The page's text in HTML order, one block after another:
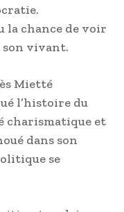
la chance de voir
son vivant.
Mietté
l’histoire du
charismatique et
dans son
se